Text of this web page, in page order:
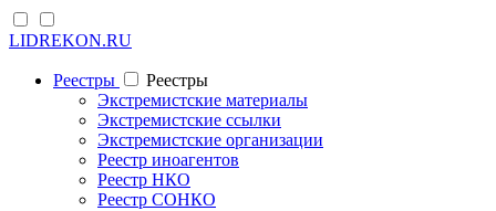
LIDREKON.RU
Реестры
Реестры
Экстремистские материалы
Экстремистские ссылки
Экстремистские организации
Реестр иноагентов
Реестр НКО
Реестр СОНКО